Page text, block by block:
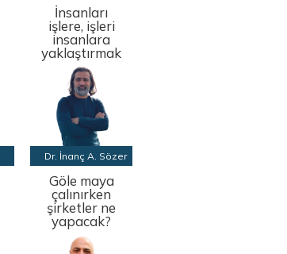
İnsanları
işlere, işleri
insanlara
yaklaştırmak
Dr. İnanç A. Sözer
Göle maya
çalınırken
şirketler ne
yapacak?